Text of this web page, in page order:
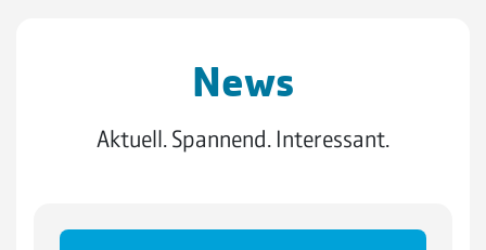
News
Aktuell. Spannend. Interessant.